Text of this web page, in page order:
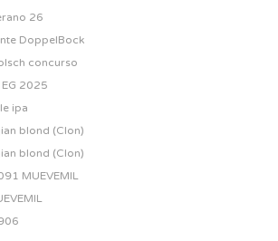
26
DoppelBock
concurso
EG 2025
ipa
blond (Clon)
blond (Clon)
MUEVEMIL